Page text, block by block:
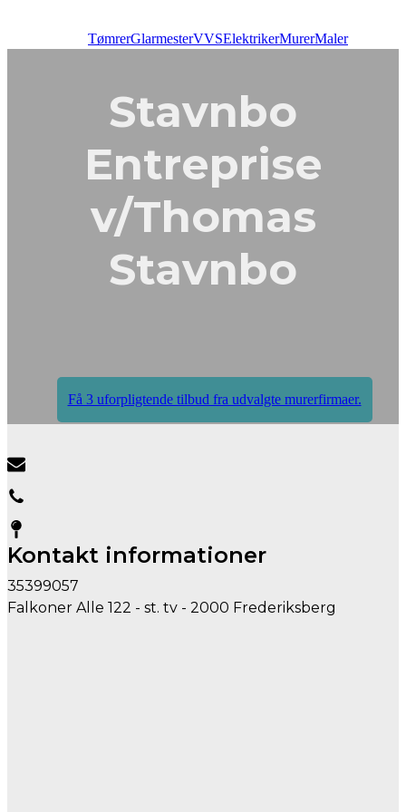
TømrerGlarmesterVVSElektrikerMurerMaler
Stavnbo
Entreprise
v/Thomas
Stavnbo
Få 3 uforpligtende tilbud fra udvalgte murerfirmaer.
Kontakt informationer
35399057
Falkoner Alle 122 - st. tv - 2000 Frederiksberg